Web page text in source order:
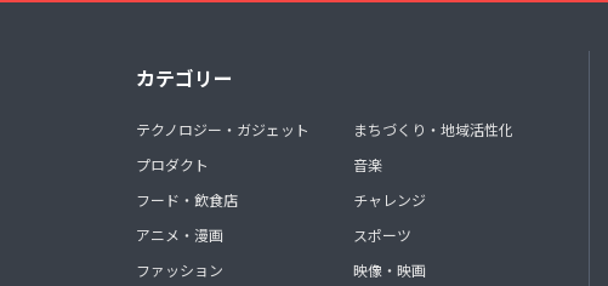
カテゴリー
テクノロジー・ガジェット
プロダクト
フード・飲食店
アニメ・漫画
ファッション
まちづくり・地域活性化
音楽
チャレンジ
スポーツ
映像・映画